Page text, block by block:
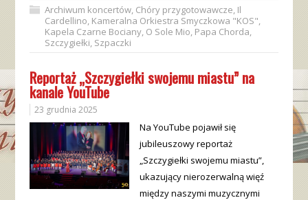
Archiwum koncertów, Chóry przygotowawcze, Il
Cardellino, Kameralna Orkiestra Smyczkowa "KOS",
Kapela Czarne Bociany, O Sole Mio, Papa Chorda,
Szczygiełki, Szpaczki
Reportaż „Szczygiełki swojemu miastu” na
kanale YouTube
23 grudnia 2025
Na YouTube pojawił się
jubileuszowy reportaż
„Szczygiełki swojemu miastu”,
ukazujący nierozerwalną więź
między naszymi muzycznymi